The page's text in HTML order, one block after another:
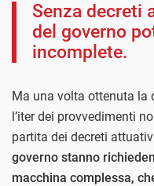
Senza decreti
del governo
incomplete.
Ma una volta ottenuta la
l’iter dei provvedimenti
partita dei decreti
governo stanno
macchina complessa,